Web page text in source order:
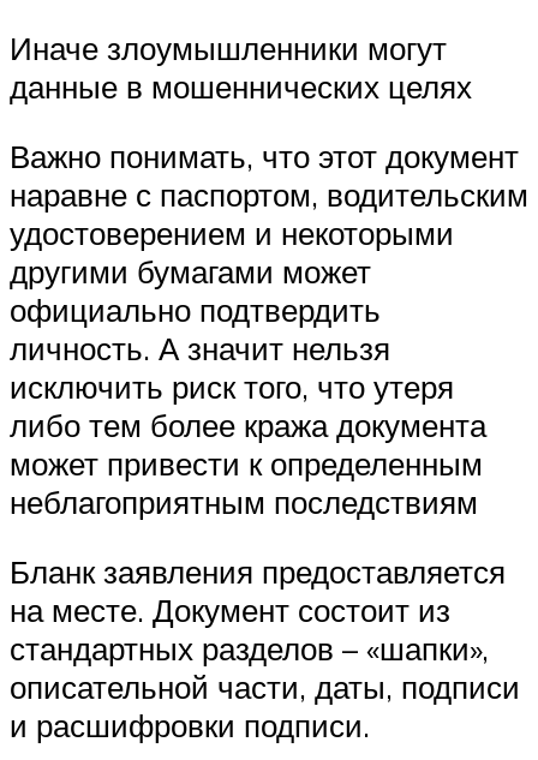
Иначе злоумышленники могут
данные в мошеннических целях
Важно понимать, что этот документ
наравне с паспортом, водительским
удостоверением и некоторыми
другими бумагами может
официально подтвердить
личность. А значит нельзя
исключить риск того, что утеря
либо тем более кража документа
может привести к определенным
неблагоприятным последствиям
Бланк заявления предоставляется
на месте. Документ состоит из
стандартных разделов – «шапки»,
описательной части, даты, подписи
и расшифровки подписи.